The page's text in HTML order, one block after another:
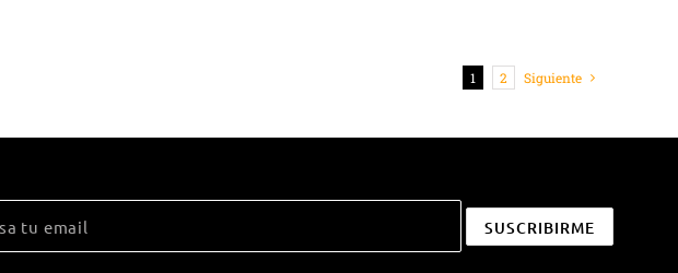
1 2 Siguiente